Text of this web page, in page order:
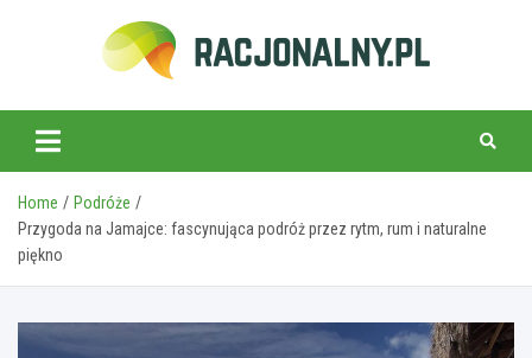
racjonalny.pl
Home
Podróże
Przygoda na Jamajce: fascynująca podróż przez rytm, rum i naturalne
piękno